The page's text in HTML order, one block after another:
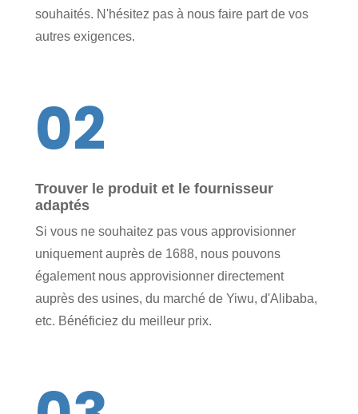
souhaités. N'hésitez pas à nous faire part de vos
autres exigences.
02
Trouver le produit et le fournisseur
adaptés
Si vous ne souhaitez pas vous approvisionner
uniquement auprès de 1688, nous pouvons
également nous approvisionner directement
auprès des usines, du marché de Yiwu, d'Alibaba,
etc. Bénéficiez du meilleur prix.